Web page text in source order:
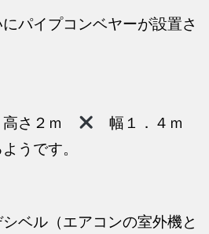
パイプコンベヤーが設置さ
高さ２ｍ
幅１．４ｍ
うです。
ベル（エアコンの室外機と